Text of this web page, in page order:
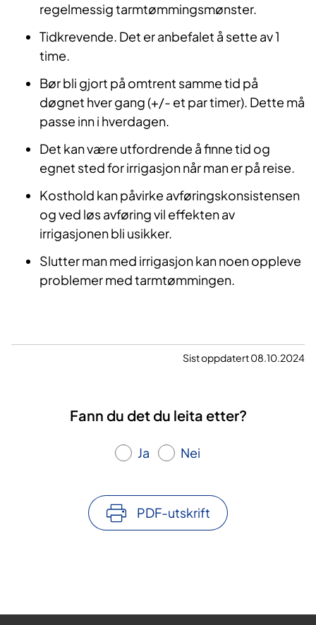
regelmessig tarmtømmingsmønster.
Tidkrevende. Det er anbefalet å sette av 1
time.
Bør bli gjort på omtrent samme tid på
døgnet hver gang (+/- et par timer). Dette må
passe inn i hverdagen.
Det kan være utfordrende å finne tid og
egnet sted for irrigasjon når man er på reise.
Kosthold kan påvirke avføringskonsistensen
og ved løs avføring vil effekten av
irrigasjonen bli usikker.
Slutter man med irrigasjon kan noen oppleve
problemer med tarmtømmingen.
Sist oppdatert 08.10.2024
Fann du det du leita etter?
Ja Nei
PDF-utskrift